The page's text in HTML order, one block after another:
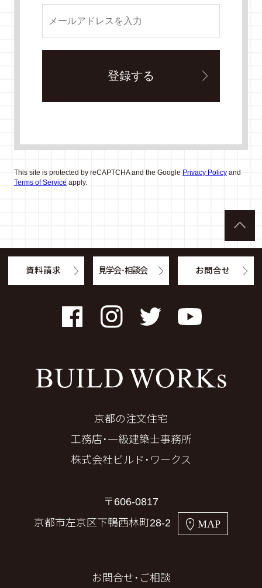
This site is protected by reCAPTCHA and the Google Privacy Policyand
Terms of Service apply.
FacebookInstagramTwitter YouTube
京都の注文住宅
工務店・一級建築士事務所
株式会社ビルド・ワークス
〒606-0817
京都市左京区下鴨西林町28-2
MAP
お問合せ・ご相談
資料請求 見学会・相談会 お問合せ